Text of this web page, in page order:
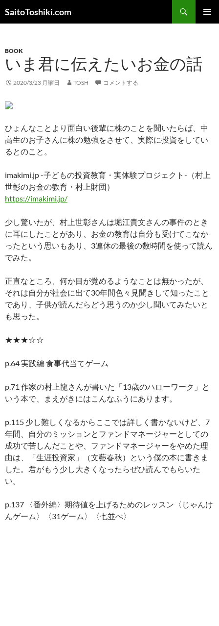
ン
ツ
へ
キ
ッ
プ
SaitoToshiki.com
索
BOOK
いま君に伝えたいお金の話
2020/3/23 月曜日 TOSH コメントする
ひょんなことより面白い後輩に株のことを聞いたらば、中
高生のお子さんに株の勉強をさせて、実際に投資をしてい
るとのこと。
imakimi.jp -子どもの投資教育・実体験プロジェクト-（村上
世彰のお金の教育・村上財団）
https://imakimi.jp/
少し驚いたが、村上世彰さんは堀江貴文さんの事件のとき
に耳にしたことがあり、お金の教育は自分も受けてこなか
ったという思いもあり、3連休の最後の数時間を使って読ん
でみた。
正直なところ、何か目が覚めるようなことは無かったが、
それは自分が社会に出て30年間色々見聞きして知ったこと
であり、子供が読んだらどう思うのか少し聞いてみたいと
も思った。
★★★☆☆
p.64 実践編 食事代当てゲーム
p.71 作家の村上龍さんが書いた「13歳のハローワーク」と
いう本で、まえがきにはこんなふうにあります。
p.115 少し難しくなるからここでは詳しく書かないけど、7
年間、自分のミッションとファンドマネージャーとしての
成功で苦しんだことや、ファンドマネージャーをやめた理
由は、「生涯投資家」（文藝春秋）という僕の本に書きま
した。君がもう少し大きくなったらぜひ読んでもらいた
い。
p.137 〈番外編〉期待値を上げるためのレッスン〈じゃんけ
んゲーム〉〈31ゲーム〉〈七並べ〉